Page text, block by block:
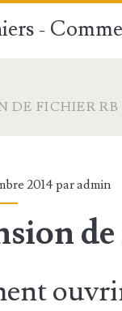
-
DE FICHIER RB
2014 paradmin